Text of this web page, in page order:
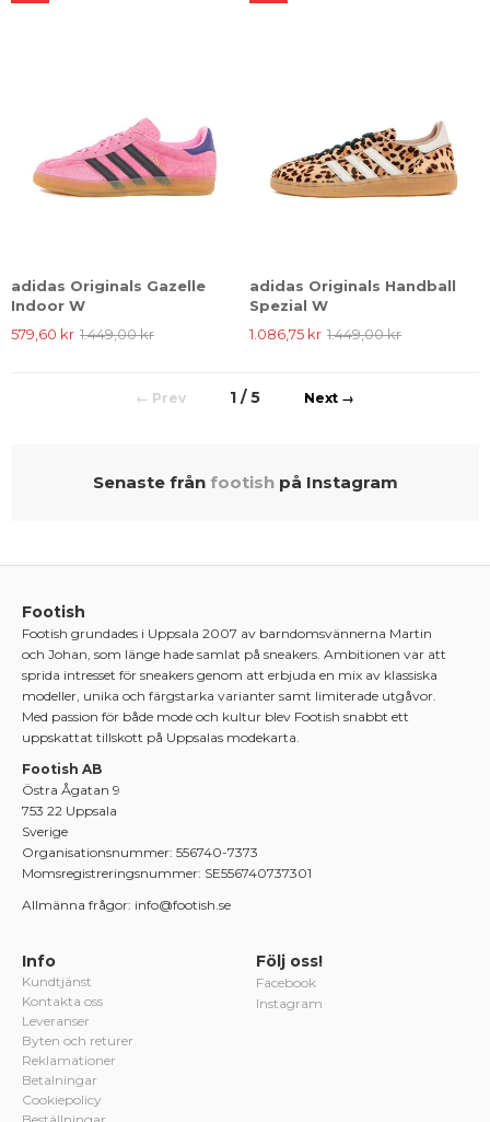
adidas Originals Gazelle
Indoor W
579,60 kr 1.449,00 kr
adidas Originals Handball
Spezial W
1.086,75 kr 1.449,00 kr
← 1 / 5 →
Senaste från footishpå Instagram
Footish
Footish grundades i Uppsala 2007 av barndomsvännerna Martin
och Johan, som länge hade samlat på sneakers. Ambitionen var att
sprida intresset för sneakers genom att erbjuda en mix av klassiska
modeller, unika och färgstarka varianter samt limiterade utgåvor.
Med passion för både mode och kultur blev Footish snabbt ett
uppskattat tillskott på Uppsalas modekarta.
Footish AB
Östra Ågatan 9
753 22 Uppsala
Sverige
Organisationsnummer: 556740-7373
Momsregistreringsnummer: SE556740737301
Allmänna frågor: info@footish.se
Info
Kundtjänst
Kontakta oss
Leveranser
Byten och returer
Reklamationer
Betalningar
Cookiepolicy
Följ oss!
Facebook
Instagram